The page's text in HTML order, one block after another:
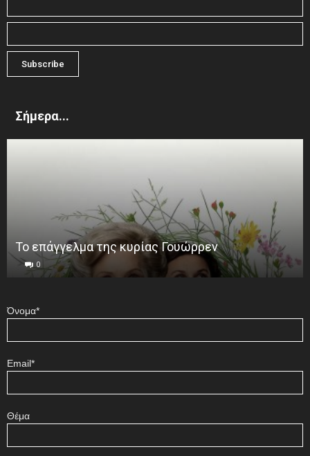
Σήμερα...
Το επάγγελμα της κυρίας Γουώρρεν
0
Όνομα*
Email*
Θέμα